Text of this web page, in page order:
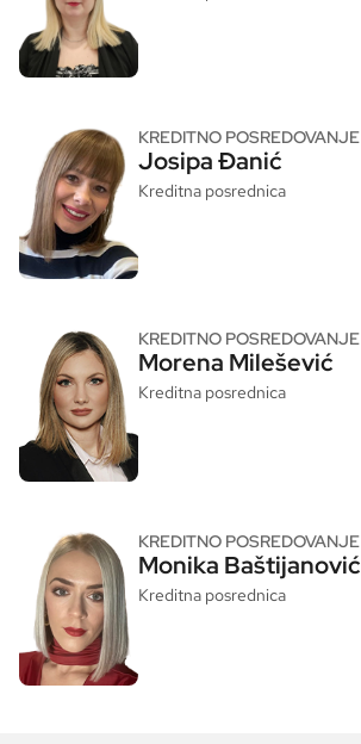
KREDITNO POSREDOVANJE
Josipa Đanić
Kreditna posrednica
KREDITNO POSREDOVANJE
Morena Milešević
Kreditna posrednica
KREDITNO POSREDOVANJE
Monika Baštijanović
Kreditna posrednica